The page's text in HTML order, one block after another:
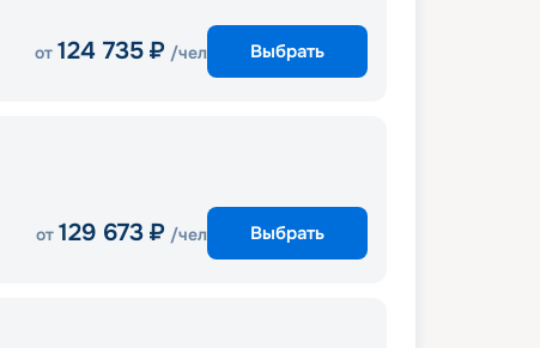
от 124 735 ₽ /чел Выбрать
от 129 673 ₽ /чел Выбрать